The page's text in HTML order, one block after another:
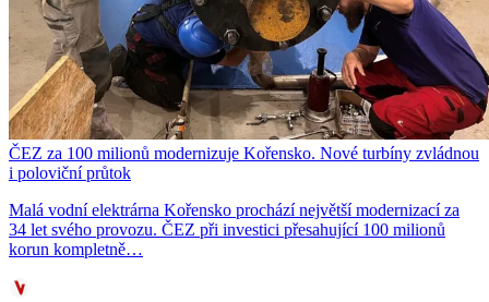
ČEZ za 100 milionů modernizuje Kořensko. Nové turbíny zvládnou
i poloviční průtok
Malá vodní elektrárna Kořensko prochází největší modernizací za
34 let svého provozu. ČEZ při investici přesahující 100 milionů
korun kompletně…